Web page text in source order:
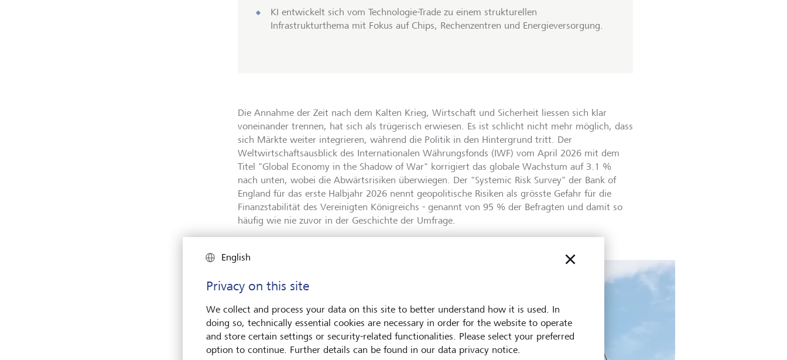
KI entwickelt sich vom Technologie-Trade zu einem strukturellen
Infrastrukturthema mit Fokus auf Chips, Rechenzentren und Energieversorgung.
Die Annahme der Zeit nach dem Kalten Krieg, Wirtschaft und Sicherheit liessen sich klar
voneinander trennen, hat sich als trügerisch erwiesen. Es ist schlicht nicht mehr möglich, dass
sich Märkte weiter integrieren, während die Politik in den Hintergrund tritt. Der
Weltwirtschaftsausblick des Internationalen Währungsfonds (IWF) vom April 2026 mit dem
Titel "Global Economy in the Shadow of War" korrigiert das globale Wachstum auf 3.1 %
nach unten, wobei die Abwärtsrisiken überwiegen. Der "Systemic Risk Survey" der Bank of
England für das erste Halbjahr 2026 nennt geopolitische Risiken als grösste Gefahr für die
Finanzstabilität des Vereinigten Königreichs - genannt von 95 % der Befragten und damit so
häufig wie nie zuvor in der Geschichte der Umfrage.
English
Privacy on this site
We collect and process your data on this site to better understand how it is used. In
doing so, technically essential cookies are necessary in order for the website to operate
and store certain settings or security-related functionalities. Please select your preferred
option to continue. Further details can be found in our data privacy notice.